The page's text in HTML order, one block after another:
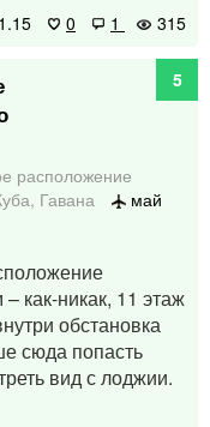
0 1 315
5
расположение
, Гавана
май
как-никак, 11 этаж
обстановка
сюда попасть
вид с лоджии.